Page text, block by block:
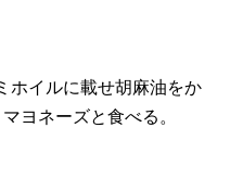
ホイルに載せ胡麻油をか
ヨネーズと食べる。